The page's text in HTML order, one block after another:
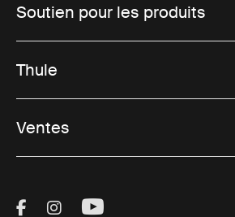
Soutien pour les produits
Thule
Ventes
Visit Thule on Facebook
Visit Thule on
Visit Thule on